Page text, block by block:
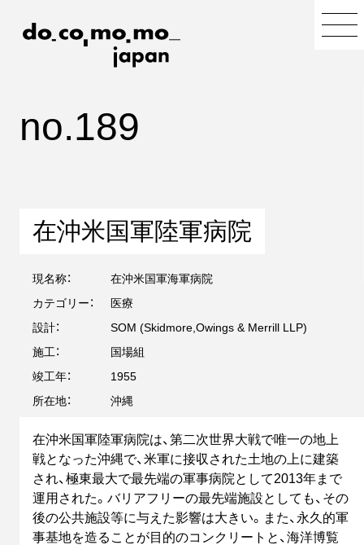
no.189
在沖米国軍陸軍病院
現名称：
在沖米国軍海軍病院
カテゴリー：
医療
設計：
SOM (Skidmore,Owings & Merrill LLP)
施工：
国場組
竣工年：
1955
所在地：
沖縄
在沖米国軍陸軍病院は、第二次世界大戦で唯一の地上
戦となった沖縄で、米軍に接収された土地の上に建築
され、極東最大で最先端の軍事病院として2013年まで
運用された。バリアフリーの最先端施設としても、その
後の公共施設等に与えた影響は大きい。また、永久的軍
事基地を造ることが目的のコンクリートと、海洋博覧